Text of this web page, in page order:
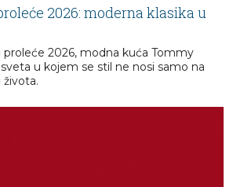
2026: moderna klasika u
proleće 2026, modna kuća Tommy
u kojem se stil ne nosi samo na
života.